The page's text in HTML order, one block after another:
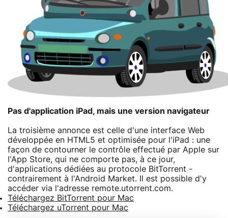
Pas d'application iPad, mais une version navigateur
La troisième annonce est celle d'une interface Web
développée en HTML5 et optimisée pour l'iPad : une
façon de contourner le contrôle effectué par Apple sur
l'App Store, qui ne comporte pas, à ce jour,
d'applications dédiées au protocole BitTorrent -
contrairement à l'Android Market. Il est possible d'y
accéder via l'adresse remote.utorrent.com.
Téléchargez BitTorrent pour Mac
Téléchargez uTorrent pour Mac